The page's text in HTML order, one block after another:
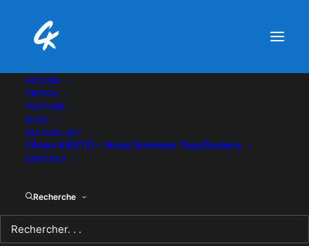
ACCUEIL
TWITCH
YOUTUBE
BLOG
QUI SUIS-JE ?
L’Asso #NSTG – Nous Sommes TousGamers
CONTACT
Recherche